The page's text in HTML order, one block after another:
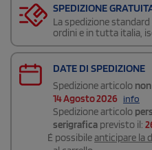
SPEDIZIONE
La spedizione
ordini e in tutta italia,
DATE DI SPEDIZIONE
Spedizione articolo
14 Agosto 2026 info
Spedizione articolo
serigrafica previsto il:
É possibileanticipare la